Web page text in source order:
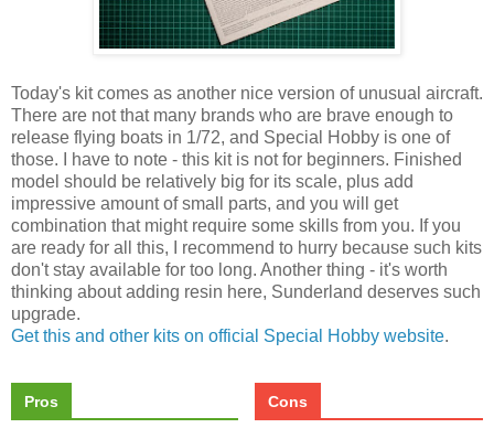
Today's kit comes as another nice version of unusual aircraft.
There are not that many brands who are brave enough to
release flying boats in 1/72, and Special Hobby is one of
those. I have to note - this kit is not for beginners. Finished
model should be relatively big for its scale, plus add
impressive amount of small parts, and you will get
combination that might require some skills from you. If you
are ready for all this, I recommend to hurry because such kits
don't stay available for too long. Another thing - it's worth
thinking about adding resin here, Sunderland deserves such
upgrade.
Get this and other kits on official Special Hobby website.
Pros Cons